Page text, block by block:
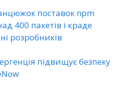
поставок npm
400 пакетів і краде
розробників
підвищує безпеку